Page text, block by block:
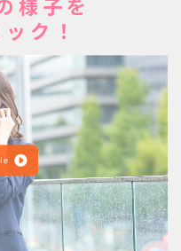
ク！